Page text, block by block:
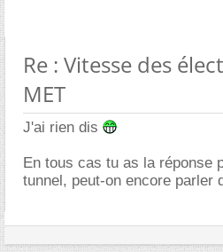
Re : Vitesse des
MET
J'ai rien dis
En tous cas tu as la réponse
tunnel, peut-on encore parler